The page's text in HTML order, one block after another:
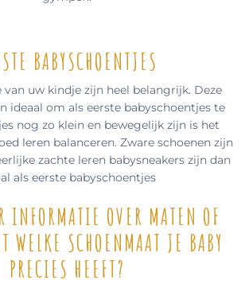
BABYSCHOENTJES
van uw kindje zijn heel belangrijk. Deze
ideaal om als eerste babyschoentjes te
nog zo klein en bewegelijk zijn is het
leren balanceren. Zware schoenen zijn
zachte leren babysneakers zijn dan
als eerste babyschoentjes
INFORMATIE OVER MATEN OF
WELKE SCHOENMAAT JE BABY
PRECIES HEEFT?